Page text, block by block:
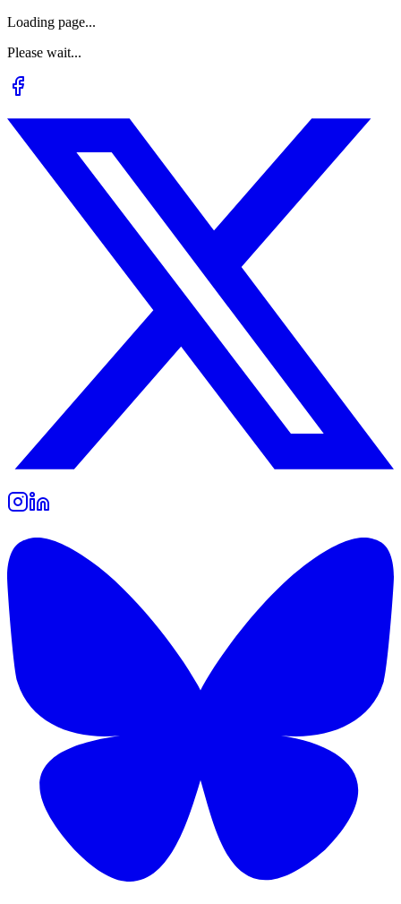
Loading page...
Please wait...